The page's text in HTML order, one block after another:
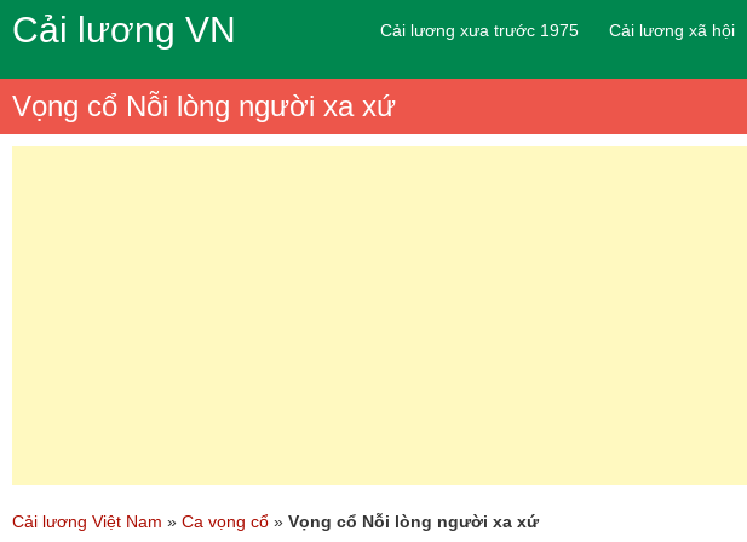
Cải lương VN Cải lương xưa trước 1975 Cải lương xã hội
Vọng cổ Nỗi lòng người xa xứ
Cải lương Việt Nam » Ca vọng cổ » Vọng cổ Nỗi lòng người xa xứ